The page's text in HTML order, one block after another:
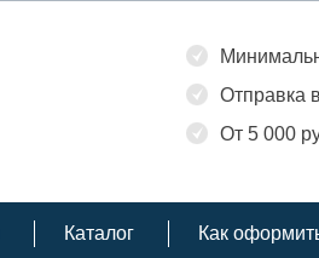
Отправка
От 5 000
Каталог
Как